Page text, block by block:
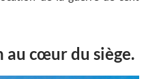
au cœur du siège.